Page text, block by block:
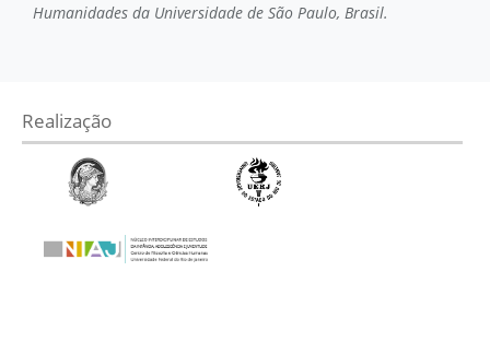
Humanidades da Universidade de São Paulo, Brasil.
Realização